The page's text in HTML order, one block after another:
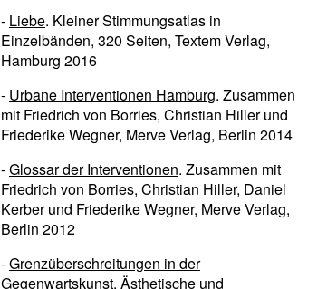
- Liebe. Kleiner Stimmungsatlas in
Einzelbänden, 320 Seiten, Textem Verlag,
Hamburg 2016
- Urbane Interventionen Hamburg. Zusammen
mit Friedrich von Borries, Christian Hiller und
Friederike Wegner, Merve Verlag, Berlin 2014
-Glossar der Interventionen. Zusammen mit
Friedrich von Borries, Christian Hiller, Daniel
Kerber und Friederike Wegner, Merve Verlag,
Berlin 2012
-Grenzüberschreitungen in der
Gegenwartskunst. Ästhetische und